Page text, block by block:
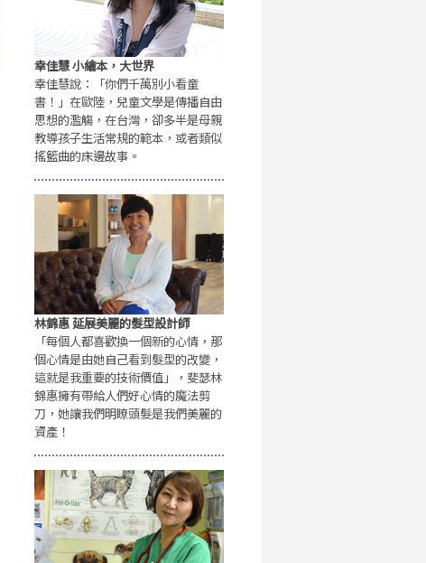
幸佳慧 小繪本，大世界
幸佳慧說：「你們千萬別小看童
書！」在歐陸，兒童文學是傳播自由
思想的濫觴，在台灣，卻多半是母親
教導孩子生活常規的範本，或者類似
搖籃曲的床邊故事。
林錦惠 延展美麗的髮型設計師
「每個人都喜歡換一個新的心情，那
個心情是由她自己看到髮型的改變，
這就是我重要的技術價值」，斐瑟林
錦惠擁有帶給人們好心情的魔法剪
刀，她讓我們明瞭頭髮是我們美麗的
資產！